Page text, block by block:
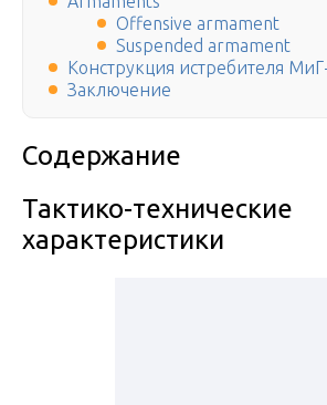
Offensive armament
Suspended armament
Конструкция истребителя
Заключение
Содержание
Тактико-технические
характеристики